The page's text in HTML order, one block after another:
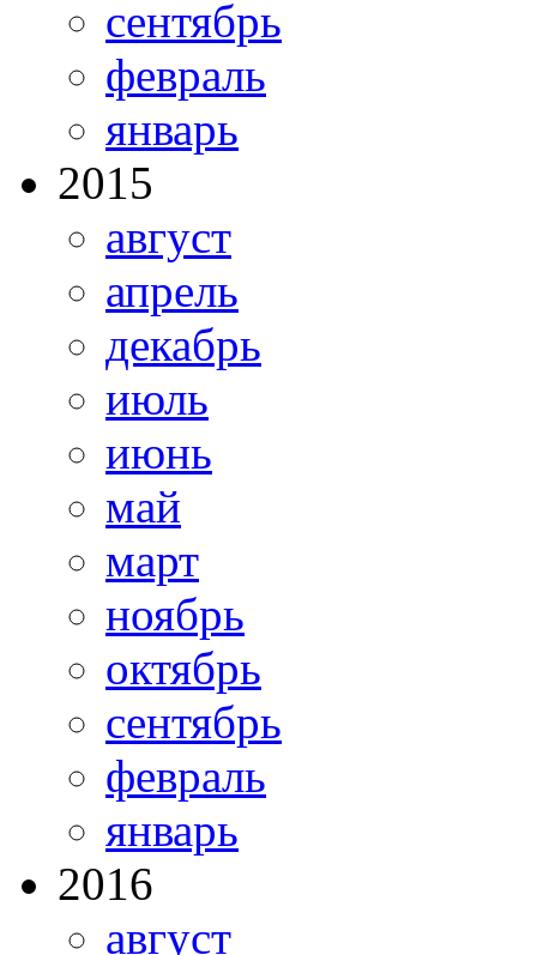
сентябрь
февраль
январь
2015
август
апрель
декабрь
июль
июнь
май
март
ноябрь
октябрь
сентябрь
февраль
январь
2016
август